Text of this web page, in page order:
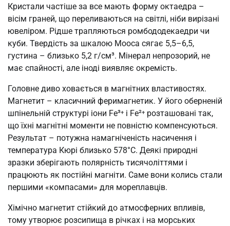
Кристали частіше за все мають форму октаедра –
вісім граней, що переливаються на світлі, ніби вирізані
ювеліром. Рідше трапляються ромбододекаедри чи
куби. Твердість за шкалою Мооса сягає 5,5–6,5,
густина – близько 5,2 г/см³. Мінерал непрозорий, не
має спайності, але іноді виявляє окремість.
Головне диво ховається в магнітних властивостях.
Магнетит – класичний феримагнетик. У його оберненій
шпінельній структурі іони Fe³⁺ і Fe²⁺ розташовані так,
що їхні магнітні моменти не повністю компенсуються.
Результат – потужна намагніченість насичення і
температура Кюрі близько 578°C. Деякі природні
зразки зберігають полярність тисячоліттями і
працюють як постійні магніти. Саме вони колись стали
першими «компасами» для мореплавців.
Хімічно магнетит стійкий до атмосферних впливів,
тому утворює розсипища в річках і на морських